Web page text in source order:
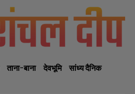
ताना-बाना देवभूमि
सांध्य दैनिक